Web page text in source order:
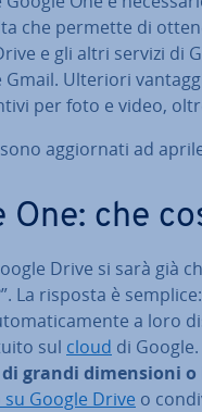
che permette di
e gli altri servizi di
Gmail. Ulteriori
per foto e video,
ag­gior­na­ti ad
One: che
Drive si sarà già
La risposta è
a loro
sul cloud di
grandi di­men­sio­ni
Google Drive o